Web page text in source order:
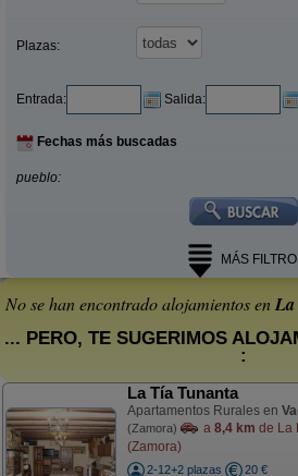
Plazas:
Entrada: Salida:
Fechas más buscadas
pueblo:
MÁS
No se han encontrado alojamientos enLa
... PERO, TE SUGERIMOS
:
La Tía Tunanta
Apartamentos Rurales en
(Zamora) a 8,4 km de La
(Zamora)
2-12+2 plazas
20 €